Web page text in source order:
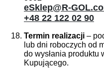
eSklep@R-
+48 22 122 02 90
Termin realizacji –
lub dni roboczych od
do wysłania produktu
Kupującego.